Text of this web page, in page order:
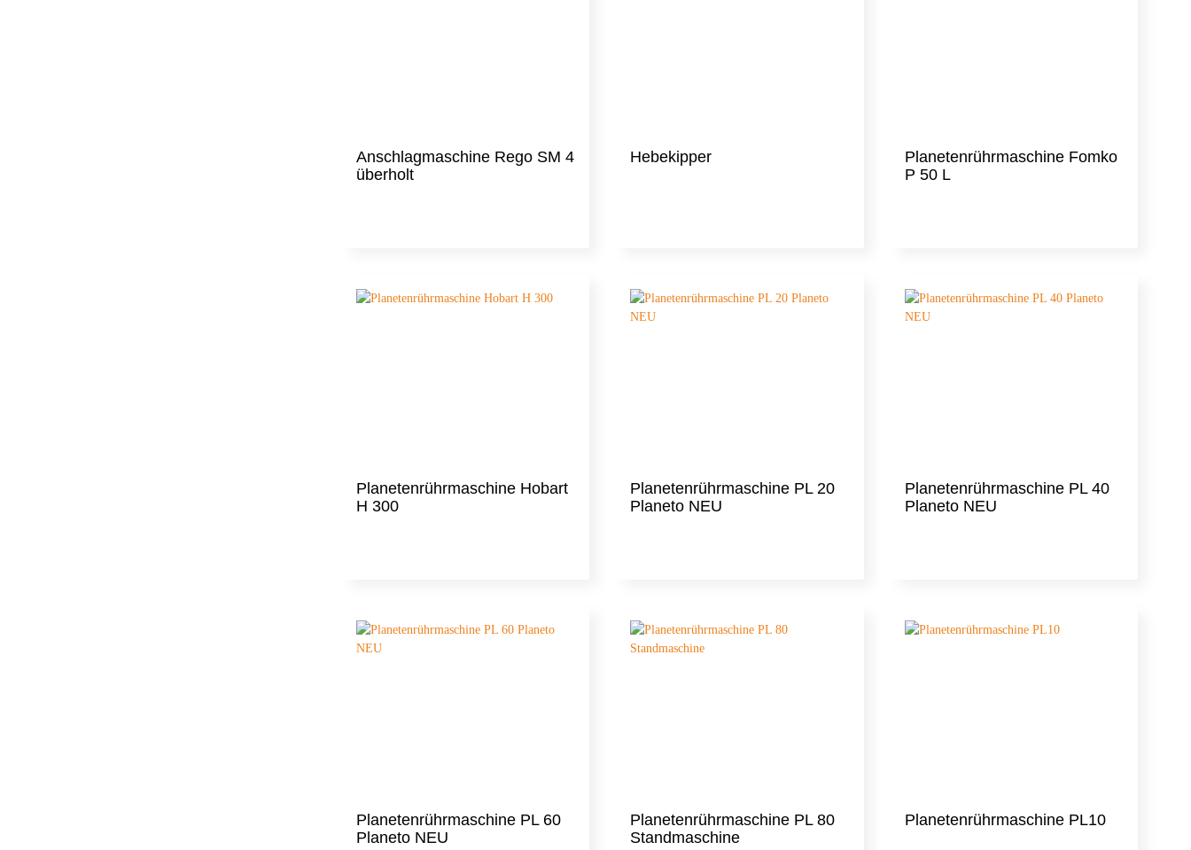
Anschlagmaschine Rego SM 4
überholt
Hebekipper
Planetenrührmaschine Fomko
P 50 L
Planetenrührmaschine Hobart
H 300
Planetenrührmaschine PL 20
Planeto NEU
Planetenrührmaschine PL 40
Planeto NEU
Planetenrührmaschine PL 60
Planeto NEU
Planetenrührmaschine PL 80
Standmaschine
Planetenrührmaschine PL10